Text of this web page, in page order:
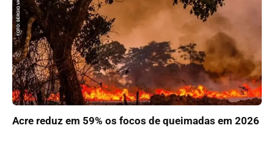
Acre reduz em 59% os focos de queimadas em 2026